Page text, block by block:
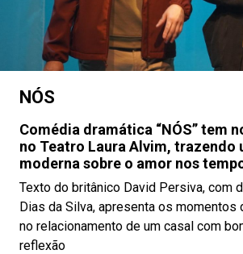
NÓS
Comédia dramática “NÓS” tem
no Teatro Laura Alvim, trazendo
moderna sobre o amor nos
Texto do britânico David Persiva, com
Dias da Silva, apresenta os momentos
no relacionamento de um casal com
reflexão